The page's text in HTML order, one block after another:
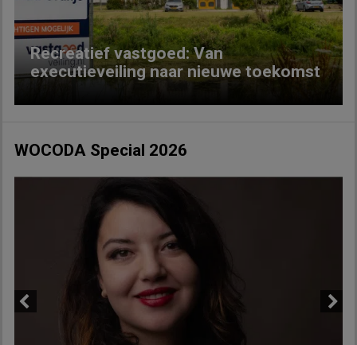
Recreatief vastgoed: Van
executieveiling naar nieuwe toekomst
WOCODA Special 2026